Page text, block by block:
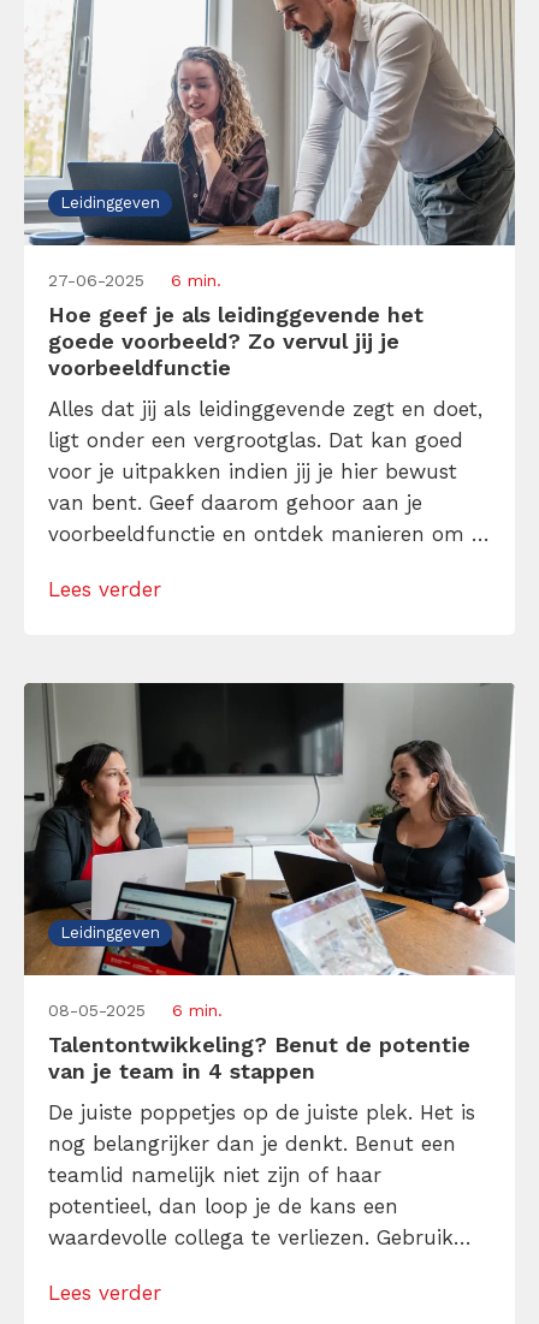
Leidinggeven
27-06-2025 6 min.
Hoe geef je als leidinggevende het
goede voorbeeld? Zo vervul jij je
voorbeeldfunctie
Alles dat jij als leidinggevende zegt en doet,
ligt onder een vergrootglas. Dat kan goed
voor je uitpakken indien jij je hier bewust
van bent. Geef daarom gehoor aan je
voorbeeldfunctie en ontdek manieren om er
die de lakens uitdeelt” naar “iemand die
Lees verder
Leidinggeven
08-05-2025 6 min.
Talentontwikkeling? Benut de potentie
van je team in 4 stappen
De juiste poppetjes op de juiste plek. Het is
nog belangrijker dan je denkt. Benut een
teamlid namelijk niet zijn of haar
potentieel, dan loop je de kans een
waardevolle collega te verliezen. Gebruik
kan met talentontwikkeling. Lees hier meer
Lees verder